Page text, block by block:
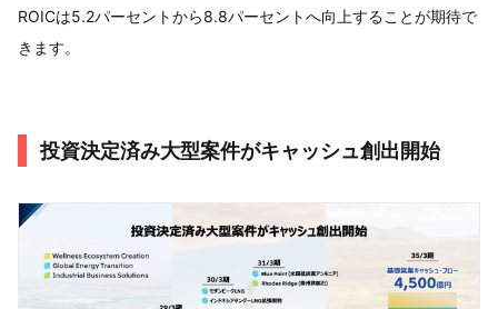
ROICは5.2パーセントから8.8パーセントへ向上することが期待で
きます。
投資決定済み大型案件がキャッシュ創出開始